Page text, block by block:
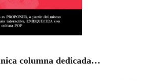
columna dedicada…